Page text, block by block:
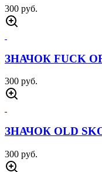
300 руб.
ЗНАЧОК FUCK
300 руб.
ЗНАЧОК OLD
300 руб.